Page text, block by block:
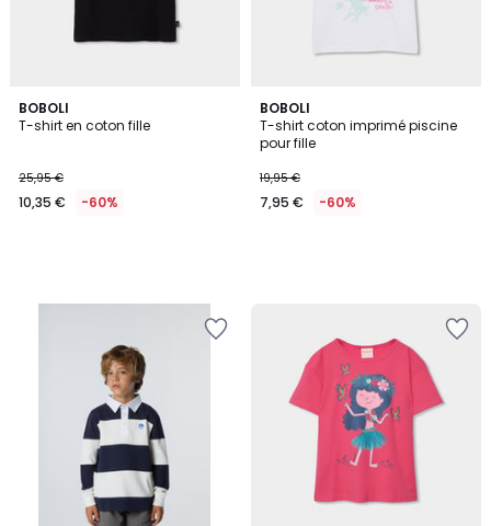
BOBOLI
T-shirt en coton fille
25,95 €
10,35 € -60%
BOBOLI
T-shirt coton imprimé piscine
pour fille
19,95 €
7,95 € -60%